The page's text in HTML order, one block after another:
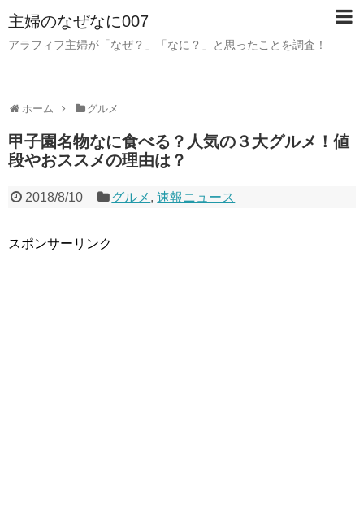
主婦のなぜなに007
アラフィフ主婦が「なぜ？」「なに？」と思ったことを調査！
ホーム グルメ
甲子園名物なに食べる？人気の３大グルメ！値
段やおススメの理由は？
2018/8/10 グルメ ,速報ニュース
スポンサーリンク